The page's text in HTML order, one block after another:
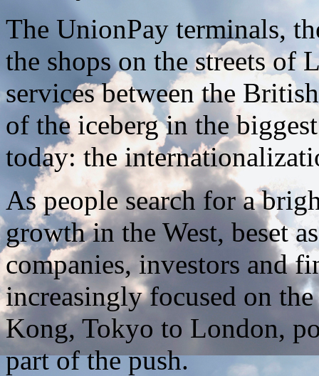
The UnionPay terminals,
the shops on the streets of
services between the
of the iceberg in the
today: the
As people search for a
growth in the West, beset
companies, investors and
increasingly focused on
Kong, Tokyo to London,
part of the push.